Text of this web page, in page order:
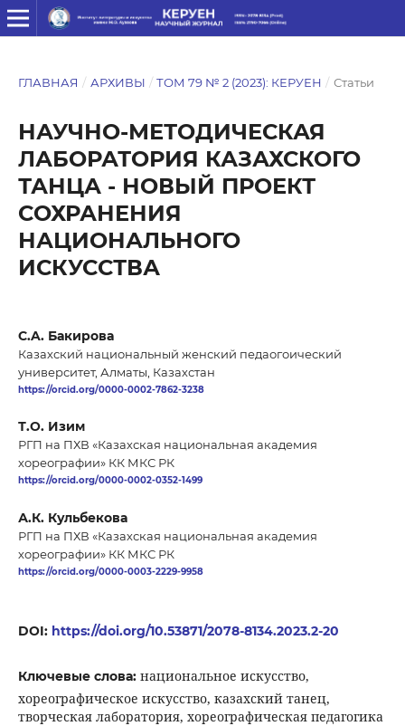
ГЛАВНАЯ / АРХИВЫ / ТОМ 79 № 2 (2023): КЕРУЕН / Статьи
НАУЧНО-МЕТОДИЧЕСКАЯ
ЛАБОРАТОРИЯ КАЗАХСКОГО
ТАНЦА - НОВЫЙ ПРОЕКТ
СОХРАНЕНИЯ
НАЦИОНАЛЬНОГО
ИСКУССТВА
С.A. Бакирова
Казахский национальный женский педаогоический
университет, Алматы, Казахстан
https://orcid.org/0000-0002-7862-3238
Т.О. Изим
РГП на ПХВ «Казахская национальная академия
хореографии» КК МКС РК
https://orcid.org/0000-0002-0352-1499
А.К. Кульбекова
РГП на ПХВ «Казахская национальная академия
хореографии» КК МКС РК
https://orcid.org/0000-0003-2229-9958
DOI: https://doi.org/10.53871/2078-8134.2023.2-20
Ключевые слова: национальное искусство,
хореографическое искусство, казахский танец,
творческая лаборатория, хореографическая педагогика